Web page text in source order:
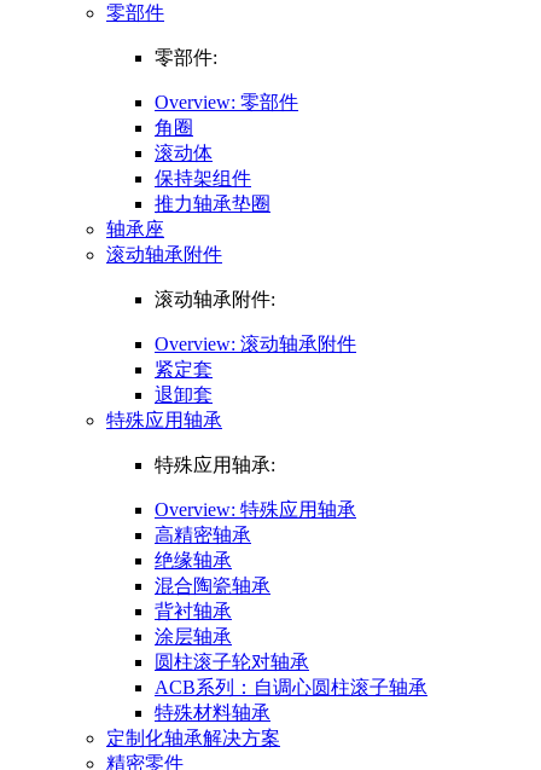
零部件
零部件:
Overview: 零部件
角圈
滚动体
保持架组件
推力轴承垫圈
轴承座
滚动轴承附件
滚动轴承附件:
Overview: 滚动轴承附件
紧定套
退卸套
特殊应用轴承
特殊应用轴承:
Overview: 特殊应用轴承
高精密轴承
绝缘轴承
混合陶瓷轴承
背衬轴承
涂层轴承
圆柱滚子轮对轴承
ACB系列：自调心圆柱滚子轴承
特殊材料轴承
定制化轴承解决方案
精密零件